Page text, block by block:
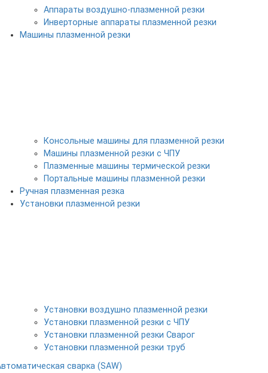
Аппараты воздушно-плазменной резки
Инверторные аппараты плазменной резки
Машины плазменной резки
Консольные машины для плазменной резки
Машины плазменной резки с ЧПУ
Плазменные машины термической резки
Портальные машины плазменной резки
Ручная плазменная резка
Установки плазменной резки
Установки воздушно плазменной резки
Установки плазменной резки с ЧПУ
Установки плазменной резки Сварог
Установки плазменной резки труб
сварка (SAW)